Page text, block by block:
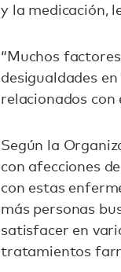
y la medicación,
“Muchos
desigualdades
relacionados
Según la
con afecciones
con estas
más personas
satisfacer en
tratamientos